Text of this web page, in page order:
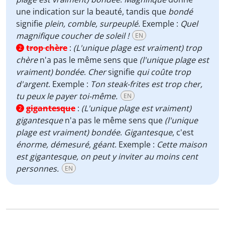
une indication sur la beauté, tandis que bondé
signifie plein, comble, surpeuplé. Exemple : Quel
magnifique coucher de soleil !
EN
2 trop chère : (L'unique plage est vraiment) trop
chèren'a pas le même sens que (l'unique plage est
vraiment) bondée. Chersignifie qui coûte trop
d'argent. Exemple : Ton steak-frites est trop cher,
tu peux le payer toi-même.
EN
2 gigantesque : (L'unique plage est vraiment)
gigantesquen'a pas le même sens que (l'unique
plage est vraiment) bondée. Gigantesque, c'est
énorme, démesuré, géant. Exemple : Cette maison
est gigantesque, on peut y inviter au moins cent
personnes.
EN